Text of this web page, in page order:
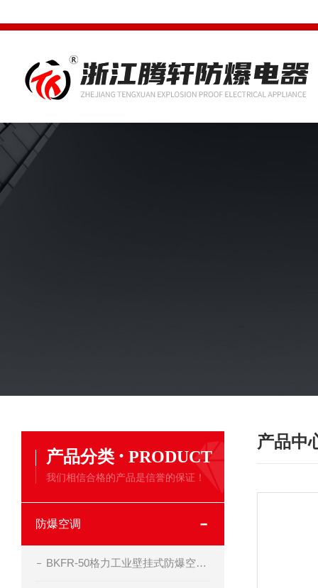
产品分类 · PRODUCT
我们相信合格的产品是信誉的保证！
防爆空调
BKFR-50格力工业壁挂式防爆空调器
产品中